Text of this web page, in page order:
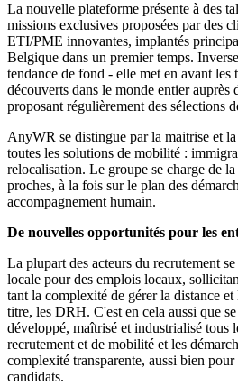
La nouvelle plateforme présente à des
missions exclusives proposées par des
ETI/PME innovantes, implantés
Belgique dans un premier temps.
tendance de fond - elle met en avant les
découverts dans le monde entier auprès
proposant régulièrement des sélections
AnyWR se distingue par la maitrise et
toutes les solutions de mobilité :
relocalisation. Le groupe se charge de
proches, à la fois sur le plan des
accompagnement humain.
De nouvelles opportunités pour les
La plupart des acteurs du recrutement
locale pour des emplois locaux,
tant la complexité de gérer la distance
titre, les DRH. C'est en cela aussi que
développé, maîtrisé et industrialisé tous
recrutement et de mobilité et les
complexité transparente, aussi bien pour
candidats.